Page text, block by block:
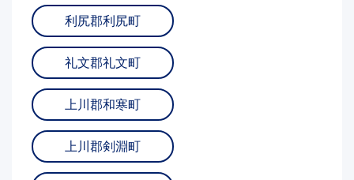
利尻郡利尻町
礼文郡礼文町
上川郡和寒町
上川郡剣淵町